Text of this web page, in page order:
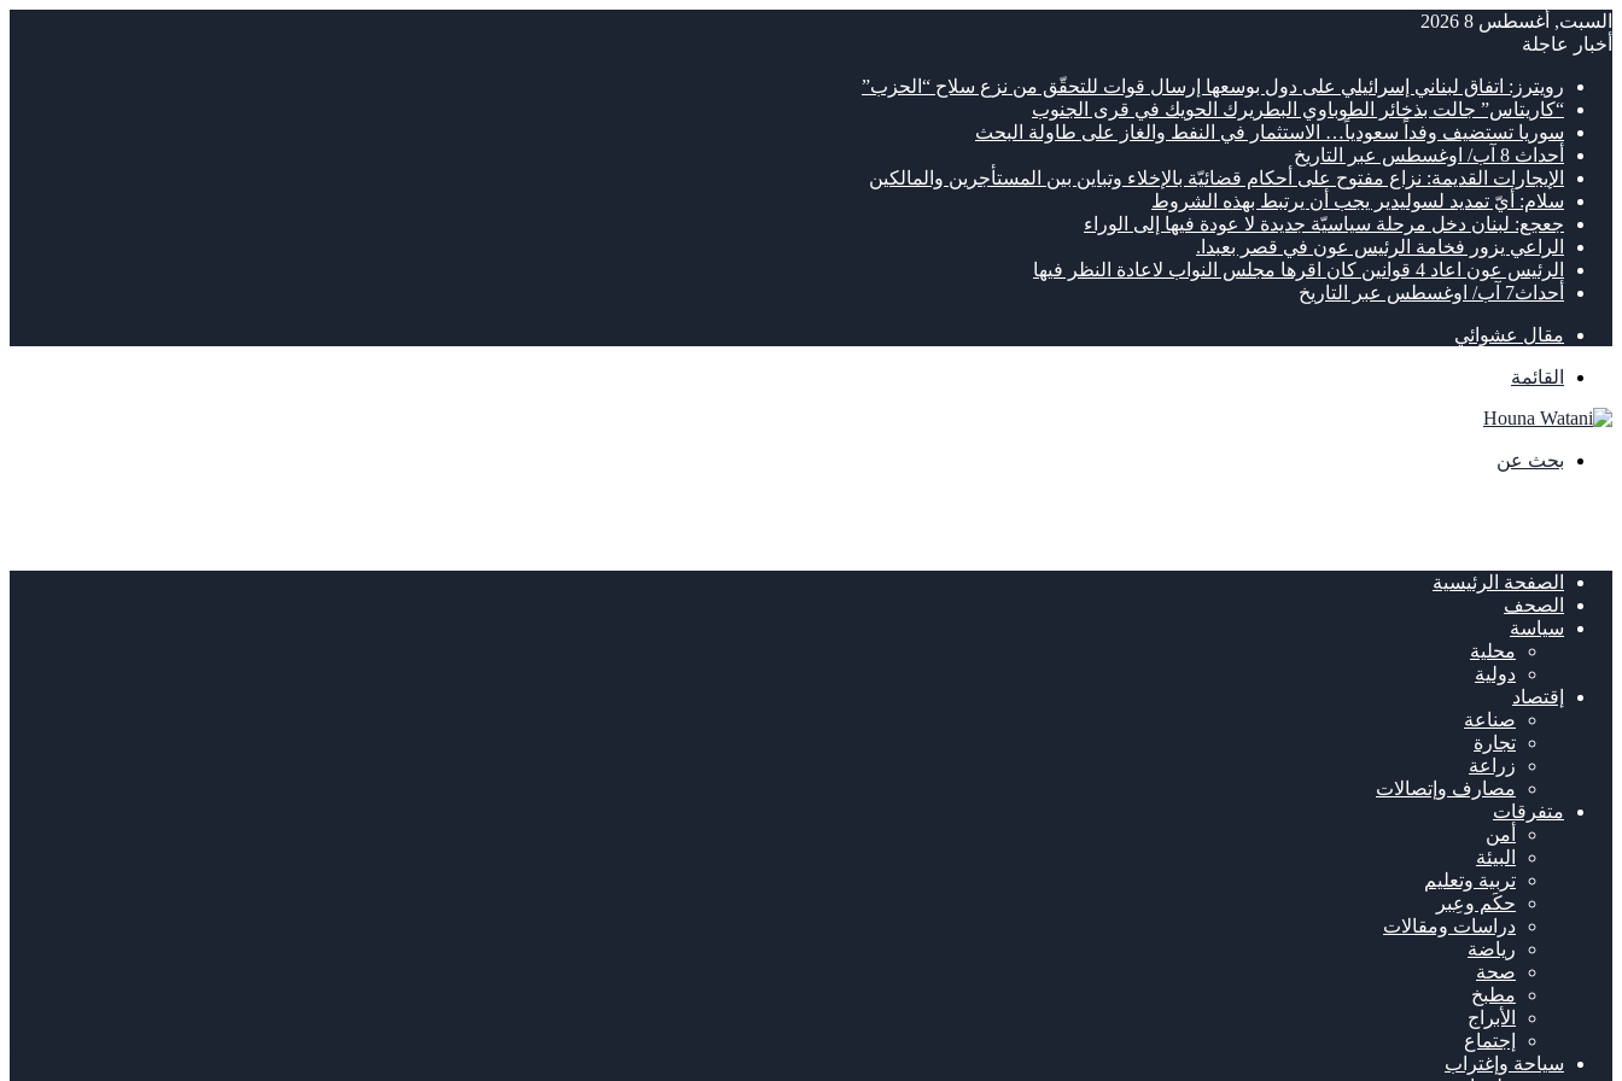
السبت, أغسطس 8 2026
أخبار عاجلة
رويترز: اتفاق لبناني إسرائيلي على دول بوسعها إرسال قوات للتحقّق من نزع سلاح “الحزب”
“كاريتاس” جالت بذخائر الطوباوي البطريرك الحويك في قرى الجنوب
سوريا تستضيف وفداً سعودياً… الاستثمار في النفط والغاز على طاولة البحث
أحداث 8 آب/ اوغسطس عبر التاريخ
الإيجارات القديمة: نزاع مفتوح على أحكام قضائيّة بالإخلاء وتباين بين المستأجرين والمالكين
سلام: أيّ تمديد لسوليدير يجب أن يرتبط بهذه الشروط
جعجع: لبنان دخل مرحلة سياسيّة جديدة لا عودة فيها إلى الوراء
الراعي يزور فخامة الرئيس عون في قصر بعبدا.
الرئيس عون اعاد 4 قوانين كان اقرها مجلس النواب لاعادة النظر فيها
أحداث7 آب/ اوغسطس عبر التاريخ
مقال عشوائي
القائمة
بحث عن
الصفحة الرئيسية
الصحف
سياسة
محلية
دولية
إقتصاد
صناعة
تجارة
زراعة
مصارف وإتصالات
متفرقات
أمن
البيئة
تربية وتعليم
حكَم وعِبر
دراسات ومقالات
رياضة
صحة
مطبخ
الأبراج
إجتماع
سياحة وإغتراب